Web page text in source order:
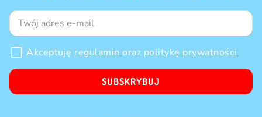
Akceptuję regulamin oraz politykę prywatności
SUBSKRYBUJ